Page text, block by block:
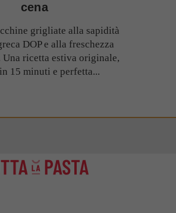
cena
grigliate alla sapidità
DOP e alla freschezza
Una ricetta estiva originale,
15 minuti e perfetta...